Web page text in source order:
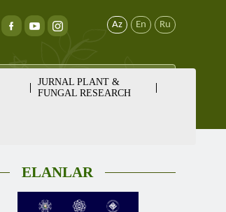
Az En Ru
JURNAL PLANT &
FUNGAL RESEARCH
ELANLAR